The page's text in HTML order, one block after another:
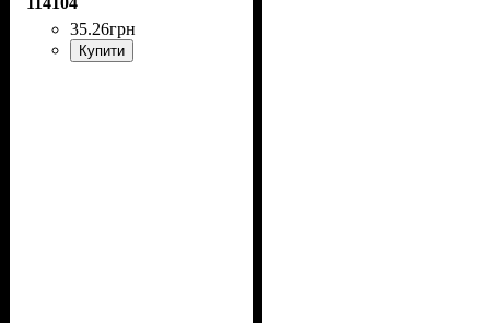
35.26грн
Купити